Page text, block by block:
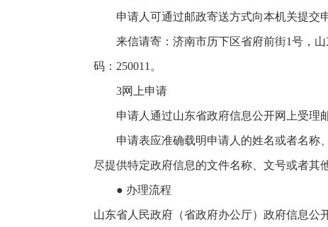
申请人可通过邮政寄送方式向本机关提交申
来信请寄：济南市历下区省府前街1号，山
码：250011。
3网上申请
申请人通过山东省政府信息公开网上受理邮
申请表应准确载明申请人的姓名或者名称、
尽提供特定政府信息的文件名称、文号或者其
● 办理流程
山东省人民政府（省政府办公厅）政府信息公